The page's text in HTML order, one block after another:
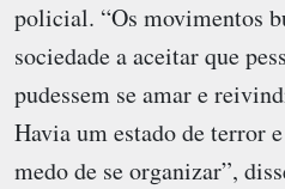
policial. “Os movimentos
sociedade a aceitar que
pudessem se amar e
Havia um estado de terror
medo de se organizar”,